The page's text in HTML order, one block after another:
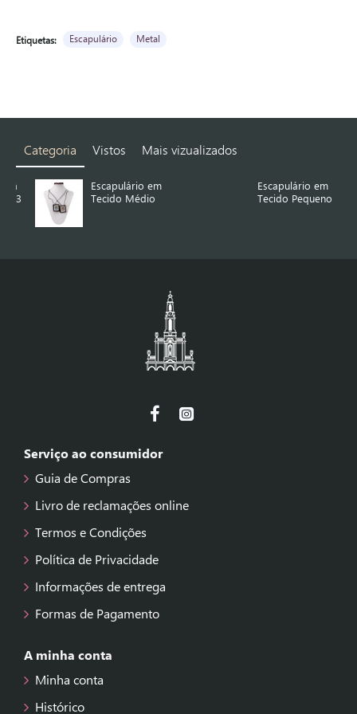
Etiquetas: Escapulário Metal
Categoria Vistos Mais vizualizados
Escapulário em
Tecido Médio
Escapulário em
Tecido Pequeno
Serviço ao consumidor
Guia de Compras
Livro de reclamações online
Termos e Condições
Política de Privacidade
Informações de entrega
Formas de Pagamento
A minha conta
Minha conta
Histórico